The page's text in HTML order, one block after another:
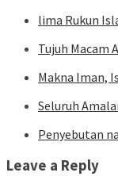
lima Rukun
Tujuh Macam
Makna Iman,
Seluruh
Penyebutan
Leave a Reply